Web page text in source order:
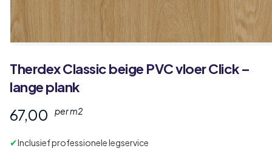
TherdexClassicbeige PVC vloer Click –
lange plank
67,00 per m2
✔Inclusief professionele legservice